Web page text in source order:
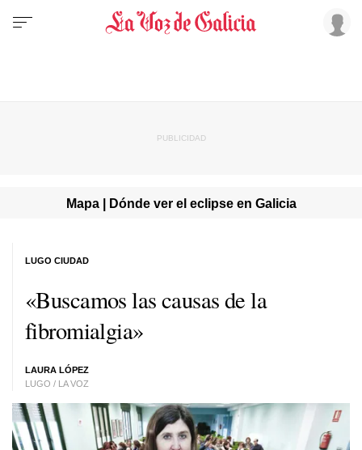
Mapa | Dónde ver el eclipse en Galicia
«Buscamos las causas de la
fibromialgia»
LAURA LÓPEZ
LUGO / LA VOZ
LUGO CIUDAD